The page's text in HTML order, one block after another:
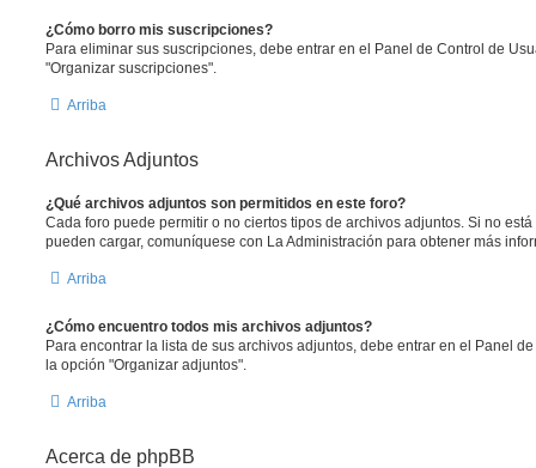
¿Cómo borro mis suscripciones?
Para eliminar sus suscripciones, debe entrar en el Panel de Control de
"Organizar suscripciones".
Arriba
Archivos Adjuntos
¿Qué archivos adjuntos son permitidos en este foro?
Cada foro puede permitir o no ciertos tipos de archivos adjuntos. Si no
pueden cargar, comuníquese con La Administración para obtener más
Arriba
¿Cómo encuentro todos mis archivos adjuntos?
Para encontrar la lista de sus archivos adjuntos, debe entrar en el Panel
la opción "Organizar adjuntos".
Arriba
Acerca de phpBB